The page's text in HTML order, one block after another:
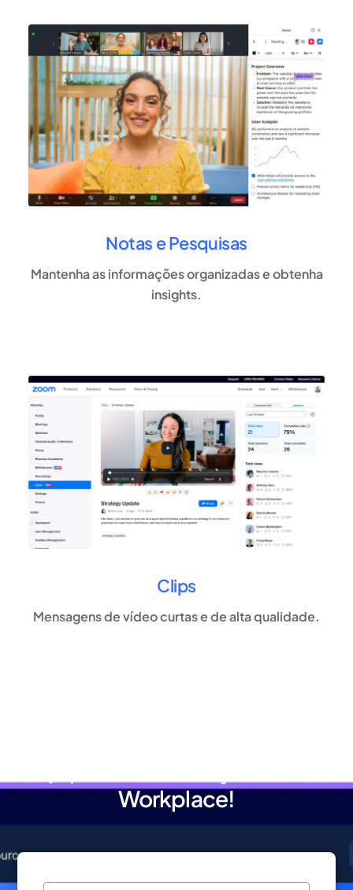
Notas e Pesquisas
Mantenha as informações organizadas e obtenha
insights.
Clips
Mensagens de vídeo curtas e de alta qualidade.
Workplace!